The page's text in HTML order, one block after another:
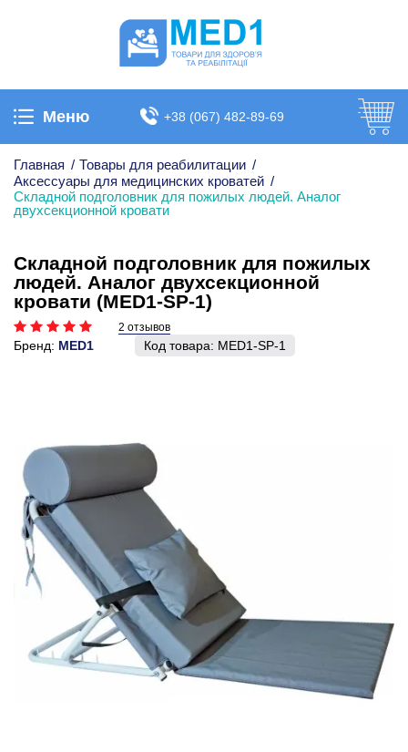
Меню +38 (067) 482-89-69
Главная / Товары для реабилитации /
Аксессуары для медицинских кроватей /
Складной подголовник для пожилых людей. Аналог
двухсекционной кровати
Складной подголовник для пожилых
людей. Аналог двухсекционной
кровати (MED1-SP-1)
2 отзывов
Бренд: MED1 Код товара: MED1-SP-1